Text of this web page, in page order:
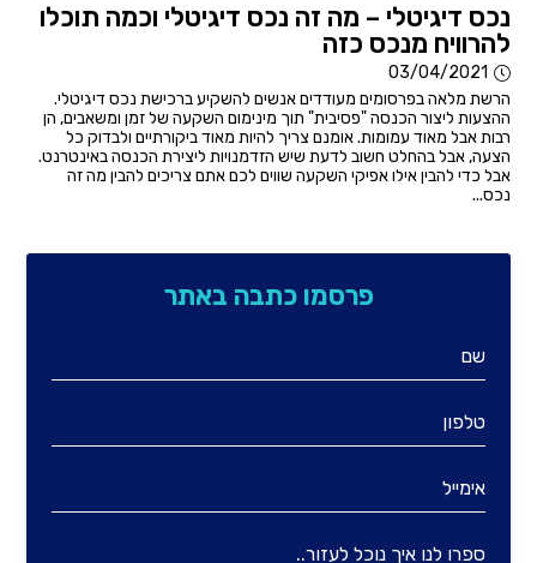
נכס דיגיטלי – מה זה נכס דיגיטלי וכמה תוכלו
להרוויח מנכס כזה
03/04/2021
הרשת מלאה בפרסומים מעודדים אנשים להשקיע ברכישת נכס דיגיטלי.
ההצעות ליצור הכנסה "פסיבית" תוך מינימום השקעה של זמן ומשאבים, הן
רבות אבל מאוד עמומות. אומנם צריך להיות מאוד ביקורתיים ולבדוק כל
הצעה, אבל בהחלט חשוב לדעת שיש הזדמנויות ליצירת הכנסה באינטרנט.
אבל כדי להבין אילו אפיקי השקעה שווים לכם אתם צריכים להבין מה זה
נכס...
פרסמו כתבה באתר